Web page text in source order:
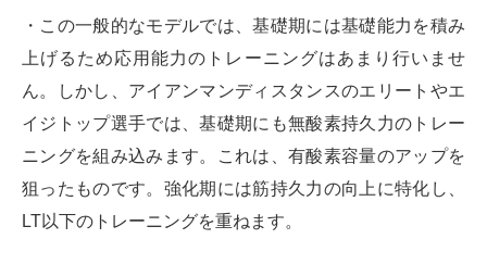
・この一般的なモデルでは、基礎期には基礎能力を積み
上げるため応用能力のトレーニングはあまり行いませ
ん。しかし、アイアンマンディスタンスのエリートやエ
イジトップ選手では、基礎期にも無酸素持久力のトレー
ニングを組み込みます。これは、有酸素容量のアップを
狙ったものです。強化期には筋持久力の向上に特化し、
LT以下のトレーニングを重ねます。